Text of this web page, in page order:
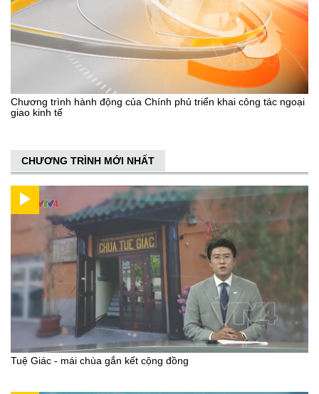
Chương trình hành động của Chính phủ triển khai công tác ngoại
giao kinh tế
CHƯƠNG TRÌNH MỚI NHẤT
Tuệ Giác - mái chùa gắn kết cộng đồng